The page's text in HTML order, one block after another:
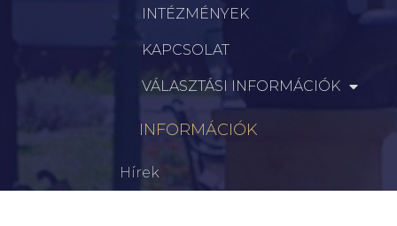
INTÉZMÉNYEK
KAPCSOLAT
VÁLASZTÁSI INFORMÁCIÓK
INFORMÁCIÓK
Hírek